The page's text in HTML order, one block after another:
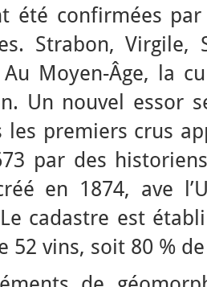
été confirmées
Strabon, Virgile,
Moyen-Âge, la
Un nouvel essor
les premiers crus
par des
en 1874, ave
Le cadastre est
52 vins, soit 80 %